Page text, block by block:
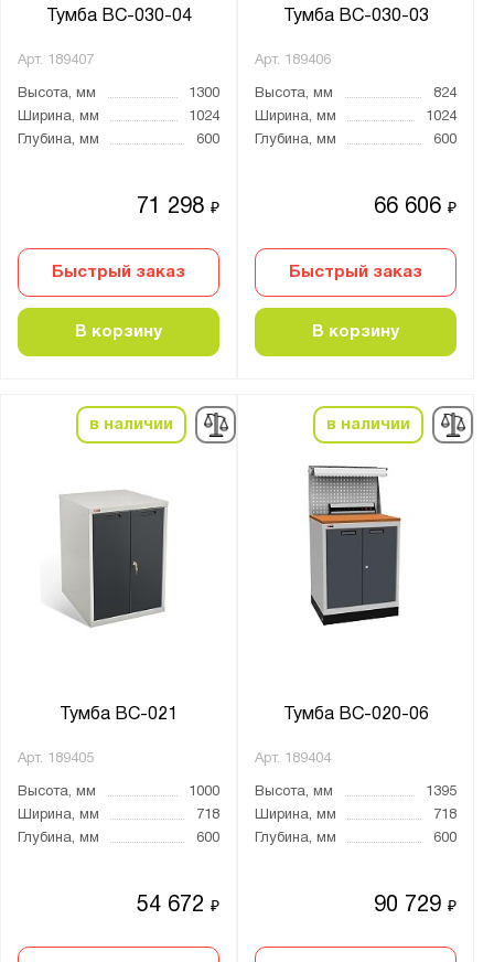
Тумба ВС-030-04
Арт. 189407
Высота, мм
1300
Ширина, мм
1024
Глубина, мм
600
71 298₽
Быстрый заказ
В корзину
Тумба ВС-030-03
Арт. 189406
Высота, мм
824
Ширина, мм
1024
Глубина, мм
600
66 606₽
Быстрый заказ
В корзину
в наличии
Тумба ВС-021
Арт. 189405
Высота, мм
1000
Ширина, мм
718
Глубина, мм
600
54 672₽
в наличии
Тумба ВС-020-06
Арт. 189404
Высота, мм
1395
Ширина, мм
718
Глубина, мм
600
90 729₽